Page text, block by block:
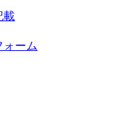
載
ーム